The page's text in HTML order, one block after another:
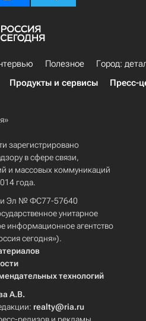
Полезное
Город:
Продукты и сервисы Пресс-
зарегистрировано
в сфере связи,
и массовых коммуникаций
года.
Эл № ФС77-57640
унитарное
информационное агентство
сегодня»).
технологий
А.В.
realty@ria.ru